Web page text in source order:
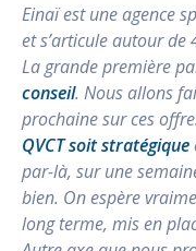
Einaï est une agence
et s’articule autour de
La grande première
conseil. Nous allons
prochaine sur ces
QVCT soit stratégique
par-là, sur une
bien. On espère
long terme, mis en